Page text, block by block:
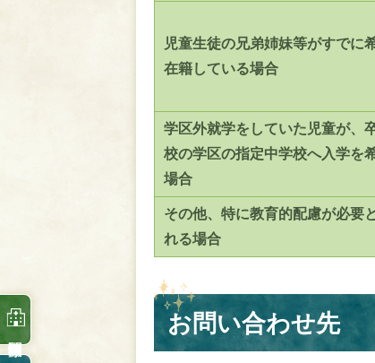
児童生徒の兄弟姉妹等がすでに
在籍している場合
学区外就学をしていた児童が、
校の学区の指定中学校へ入学を
場合
その他、特に教育的配慮が必要
れる場合
お問い合わせ先